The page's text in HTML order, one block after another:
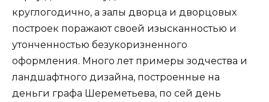
круглогодично, а залы дворца и дворцовых
построек поражают своей изысканностью и
утонченностью безукоризненного
оформления. Много лет примеры зодчества и
ландшафтного дизайна, построенные на
деньги графа Шереметьева, по сей день